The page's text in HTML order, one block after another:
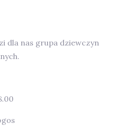
dla nas grupa dziewczyn